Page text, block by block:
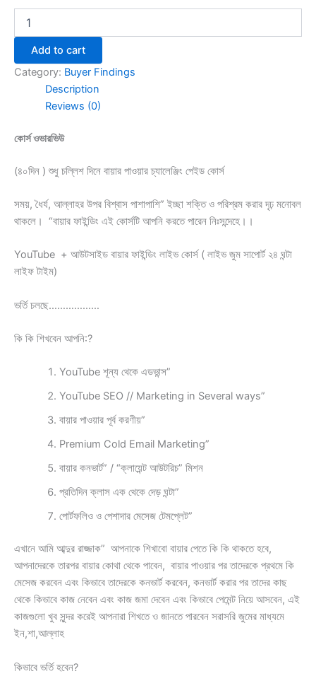
Add to cart
Category: Buyer Findings
Description
Reviews (0)
কোর্স ওভারভিউ
(৪০দিন ) শুধু চল্লিশ দিনে বায়ার পাওয়ার চ্যালেঞ্জিং পেইড কোর্স
সময়, ধৈর্য, আল্লাহর উপর বিশ্বাস পাশাপাশি” ইচ্ছা শক্তি ও পরিশ্রম করার দৃঢ় মনোবল
থাকলে। “বায়ার ফাইন্ডিং এই কোর্সটি আপনি করতে পারেন নিঃসন্দেহে ।।
YouTube + আউটসাইড বায়ার ফাইন্ডিং লাইভ কোর্স ( লাইভ জুম সাপোর্ট ২৪ ঘন্টা
লাইফ টাইম)
ভর্তি চলছে………………
কি কি শিখবেন আপনি:?
YouTube শূন্য থেকে এডভান্স”
YouTube SEO // Marketing in Several ways”
বায়ার পাওয়ার পূর্ব করণীয়”
Premium Cold Email Marketing”
বায়ার কনভার্ট” / “ক্লায়েন্ট আউটরিচ” মিশন
প্রতিদিন ক্লাস এক থেকে দেড় ঘন্টা”
পোর্টফলিও ও পেশাদার মেসেজ টেমপ্লেট”
এখানে আমি আব্দুর রাজ্জাক” আপনাকে শিখাবো বায়ার পেতে কি কি থাকতে হবে,
আপনাদেরকে তারপর বায়ার কোথা থেকে পাবেন, বায়ার পাওয়ার পর তাদেরকে প্রথমে কি
মেসেজ করবেন এবং কিভাবে তাদেরকে কনভার্ট করবেন, কনভার্ট করার পর তাদের কাছ
থেকে কিভাবে কাজ নেবেন এবং কাজ জমা দেবেন এবং কিভাবে পেমেন্ট নিয়ে আসবেন, এই
কাজগুলো খুব সুন্দর করেই আপনারা শিখতে ও জানতে পারবেন সরাসরি জুমের মাধ্যমে
ইন,শা,আল্লাহ
কিভাবে ভর্তি হবেন?